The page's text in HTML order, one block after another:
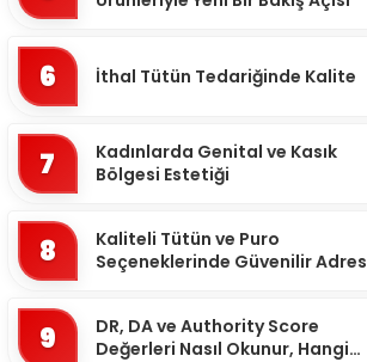
6 İthal Tütün Tedariğinde Kalite
7
Kadınlarda Genital ve Kasık
Bölgesi Estetiği
8
Kaliteli Tütün ve Puro
Seçeneklerinde Güvenilir Adres
9
DR, DA ve Authority Score
Değerleri Nasıl Okunur, Hangi
Bayburt
Bilecik
Bingöl
Bitlis
Bolu
Bursa
Çankırı